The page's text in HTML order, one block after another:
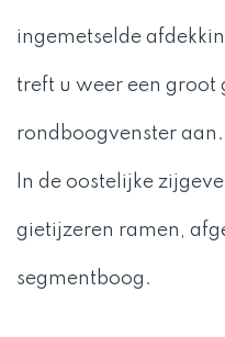
ingemetselde
treft u weer een groot
rondboogvenster aan.
In de oostelijke
gietijzeren ramen,
segmentboog.